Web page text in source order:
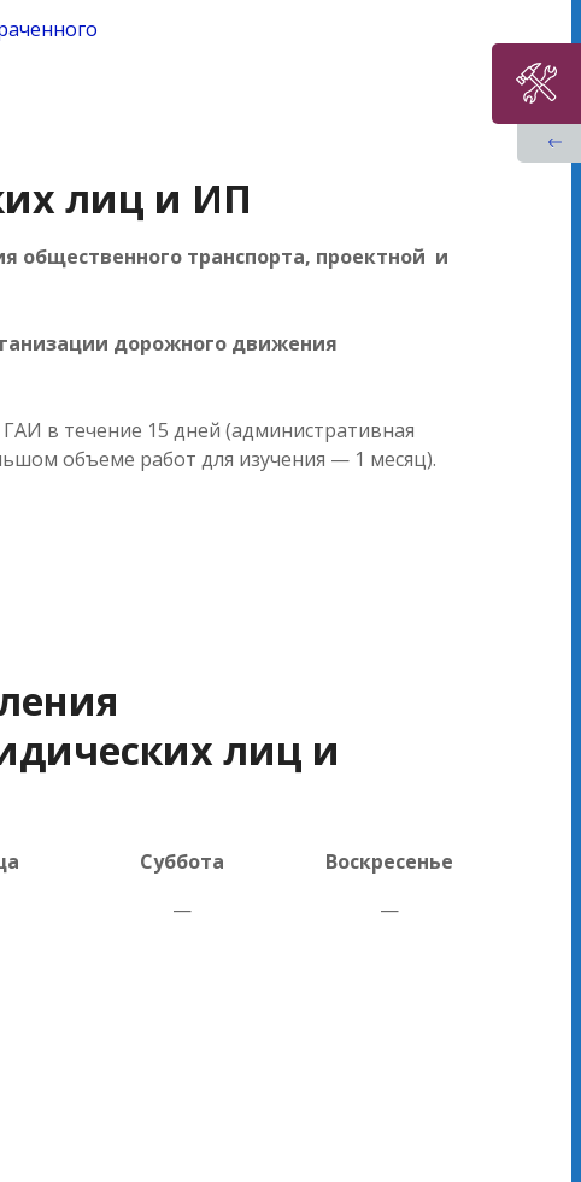
лиц и ИП
общественного транспорта, проектной и
дорожного движения
в течение 15 дней (административная
объеме работ для изучения — 1 месяц).
лиц и
Суббота
Воскресенье
— —